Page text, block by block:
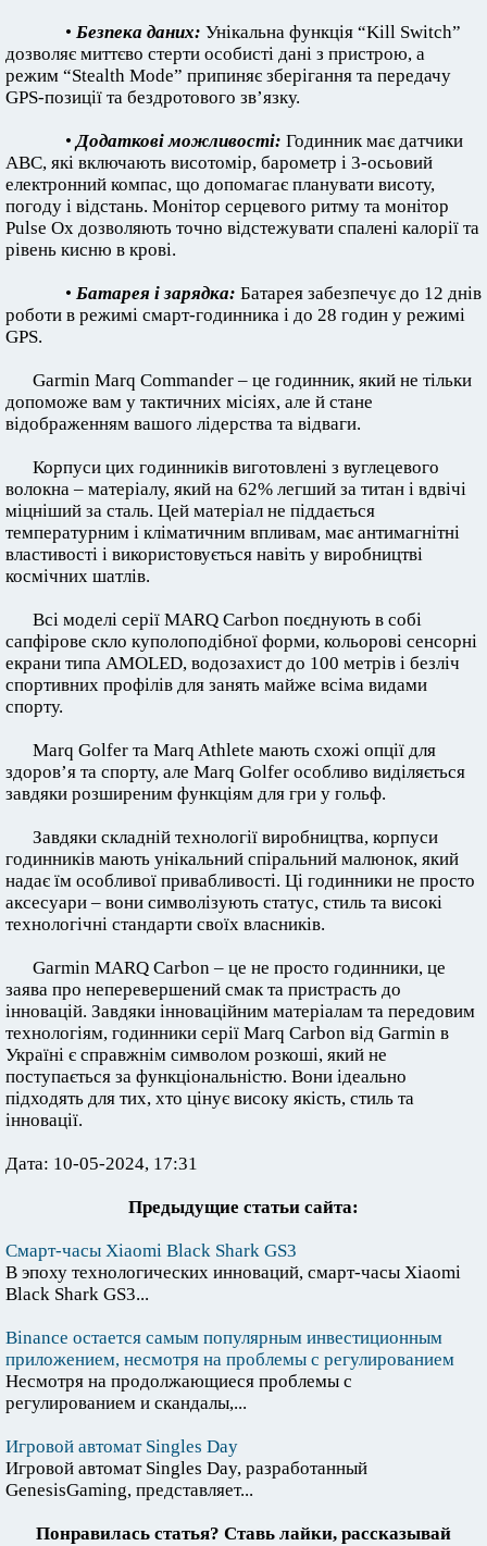
• Безпека даних: Унікальна функція “Kill Switch”
дозволяє миттєво стерти особисті дані з пристрою, а
режим “Stealth Mode” припиняє зберігання та передачу
GPS-позиції та бездротового зв’язку.
• Додаткові можливості: Годинник має датчики
ABC, які включають висотомір, барометр і 3-осьовий
електронний компас, що допомагає планувати висоту,
погоду і відстань. Монітор серцевого ритму та монітор
Pulse Ox дозволяють точно відстежувати спалені калорії та
рівень кисню в крові.
• Батарея і зарядка: Батарея забезпечує до 12 днів
роботи в режимі смарт-годинника і до 28 годин у режимі
GPS.
Garmin Marq Commander – це годинник, який не тільки
допоможе вам у тактичних місіях, але й стане
відображенням вашого лідерства та відваги.
Корпуси цих годинників виготовлені з вуглецевого
волокна – матеріалу, який на 62% легший за титан і вдвічі
міцніший за сталь. Цей матеріал не піддається
температурним і кліматичним впливам, має антимагнітні
властивості і використовується навіть у виробництві
космічних шатлів.
Всі моделі серії MARQ Carbon поєднують в собі
сапфірове скло куполоподібної форми, кольорові сенсорні
екрани типа AMOLED, водозахист до 100 метрів і безліч
спортивних профілів для занять майже всіма видами
спорту.
Marq Golfer та Marq Athlete мають схожі опції для
здоров’я та спорту, але Marq Golfer особливо виділяється
завдяки розширеним функціям для гри у гольф.
Завдяки складній технології виробництва, корпуси
годинників мають унікальний спіральний малюнок, який
надає їм особливої привабливості. Ці годинники не просто
аксесуари – вони символізують статус, стиль та високі
технологічні стандарти своїх власників.
Garmin MARQ Carbon – це не просто годинники, це
заява про неперевершений смак та пристрасть до
інновацій. Завдяки інноваційним матеріалам та передовим
технологіям, годинники серії Marq Carbon від Garmin в
Україні є справжнім символом розкоші, який не
поступається за функціональністю. Вони ідеально
підходять для тих, хто цінує високу якість, стиль та
інновації.
Дата: 10-05-2024, 17:31
Предыдущие статьи сайта:
Смарт-часы Xiaomi Black Shark GS3
В эпоху технологических инноваций, смарт-часы Xiaomi
Black Shark GS3...
Binance остается самым популярным инвестиционным
приложением, несмотря на проблемы с регулированием
Несмотря на продолжающиеся проблемы с
регулированием и скандалы,...
Игровой автомат Singles Day
Игровой автомат Singles Day, разработанный
GenesisGaming, представляет...
Понравилась статья? Ставь лайки, рассказывай